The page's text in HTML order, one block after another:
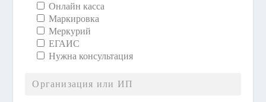
Онлайн касса
Маркировка
Меркурий
ЕГАИС
Нужна консультация